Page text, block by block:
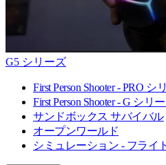
G5 シリーズ
First Person Shooter - PRO シ
First Person Shooter - G シリ
サンドボックス サバイバル
オープンワールド
シミュレーション - フライト